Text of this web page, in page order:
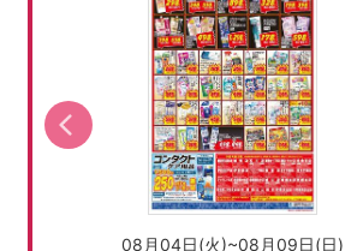
08月04日(火)~08月09日(日)